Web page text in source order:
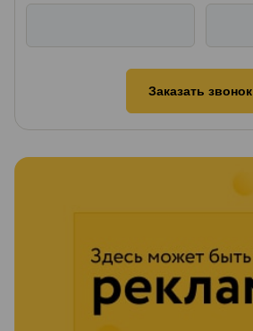
Заказать звонок